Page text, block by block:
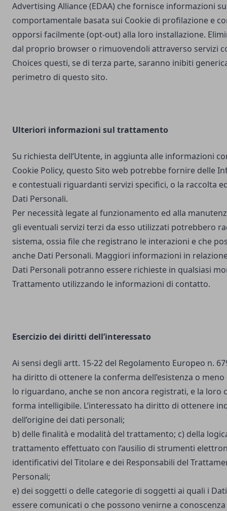
Advertising Alliance (EDAA) che fornisce informazioni
comportamentale basata sui Cookie di profilazione e
opporsi facilmente (opt-out) alla loro installazione.
dal proprio browser o rimuovendoli attraverso servizi
Choices questi, se di terza parte, saranno inibiti
perimetro di questo sito.
Ulteriori informazioni sul trattamento
Su richiesta dell’Utente, in aggiunta alle informazioni
Cookie Policy, questo Sito web potrebbe fornire delle
e contestuali riguardanti servizi specifici, o la raccolta
Dati Personali.
Per necessità legate al funzionamento ed alla
gli eventuali servizi terzi da esso utilizzati potrebbero
sistema, ossia file che registrano le interazioni e che
anche Dati Personali. Maggiori informazioni in
Dati Personali potranno essere richieste in qualsiasi
Trattamento utilizzando le informazioni di contatto.
Esercizio dei diritti dell’interessato
Ai sensi degli artt. 15-22 del Regolamento Europeo n.
ha diritto di ottenere la conferma dell’esistenza o
lo riguardano, anche se non ancora registrati, e la loro
forma intelligibile. L’interessato ha diritto di ottenere
dell’origine dei dati personali;
b) delle finalità e modalità del trattamento; c) della
trattamento effettuato con l’ausilio di strumenti
identificativi del Titolare e dei Responsabili del
Personali;
e) dei soggetti o delle categorie di soggetti ai quali i
essere comunicati o che possono venirne a